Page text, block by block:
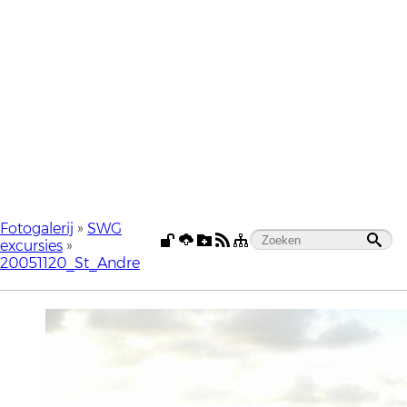
Fotogalerij » SWG
excursies »
20051120_St_Andre